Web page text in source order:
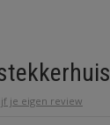
je eigen review